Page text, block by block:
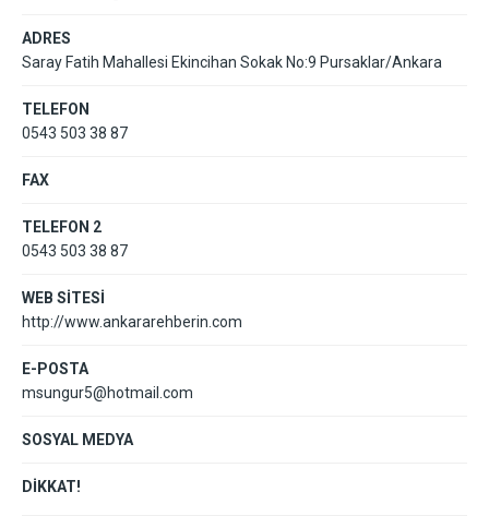
ADRES
Saray Fatih Mahallesi Ekincihan Sokak No:9 Pursaklar/Ankara
TELEFON
0543 503 38 87
FAX
TELEFON 2
0543 503 38 87
WEB SİTESİ
http://www.ankararehberin.com
E-POSTA
msungur5@hotmail.com
SOSYAL MEDYA
DİKKAT!